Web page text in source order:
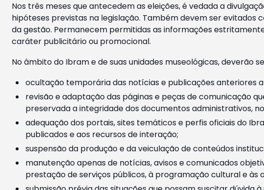
Nos três meses que antecedem as eleições, é vedada a
hipóteses previstas na legislação. Também devem ser evitados
da gestão. Permanecem permitidas as informações
caráter publicitário ou promocional.
No âmbito do Ibram e de suas unidades museológicas, deverão
ocultação temporária das notícias e publicações anteriores
revisão e adaptação das páginas e peças de comunicação
preservada a integridade dos documentos administrativos,
adequação dos portais, sites temáticos e perfis oficiais do
publicados e aos recursos de interação;
suspensão da produção e da veiculação de conteúdos
manutenção apenas de notícias, avisos e comunicados
prestação de serviços públicos, à programação cultural e às